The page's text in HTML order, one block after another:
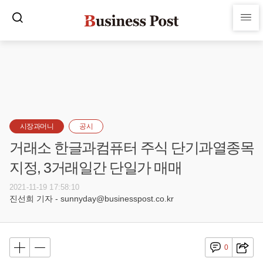
시장과머니 공시
거래소 한글과컴퓨터 주식 단기과열종목
지정, 3거래일간 단일가 매매
2021-11-19 17:58:10
진선희 기자 - sunnyday@businesspost.co.kr
0